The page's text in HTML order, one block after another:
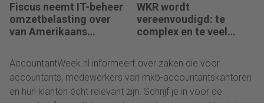
Fiscus neemt IT-beheer
omzetbelasting over
van Amerikaans
WKR wordt
vereenvoudigd: te
complex en te veel
AccountantWeek.nl informeert over zaken die voor
accountants, medewerkers van mkb-accountantskantoren
en hun klanten écht relevant zijn. Schrijf je in voor de